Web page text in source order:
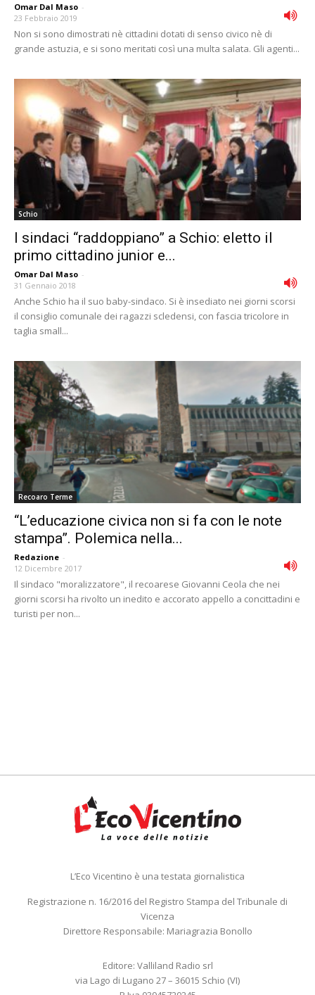
Omar Dal Maso -
23 Febbraio 2019
Non si sono dimostrati nè cittadini dotati di senso civico nè di
grande astuzia, e si sono meritati così una multa salata. Gli agenti...
Schio
I sindaci “raddoppiano” a Schio: eletto il
primo cittadino junior e...
Omar Dal Maso -
31 Gennaio 2018
Anche Schio ha il suo baby-sindaco. Si è insediato nei giorni scorsi
il consiglio comunale dei ragazzi scledensi, con fascia tricolore in
taglia small...
Recoaro Terme
“L’educazione civica non si fa con le note
stampa”. Polemica nella...
Redazione -
12 Dicembre 2017
Il sindaco "moralizzatore", il recoarese Giovanni Ceola che nei
giorni scorsi ha rivolto un inedito e accorato appello a concittadini e
turisti per non...
L’Eco Vicentino è una testata giornalistica
Registrazione n. 16/2016 del Registro Stampa del Tribunale di
Vicenza
Direttore Responsabile: Mariagrazia Bonollo
Editore: Valliland Radio srl
via Lago di Lugano 27 – 36015 Schio (VI)